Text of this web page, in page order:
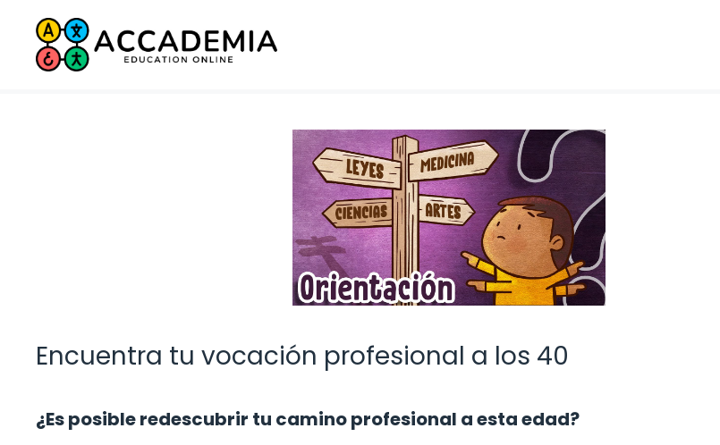
Saltar
contenido
Encuentra tu vocación profesional a los 40
¿Es posible redescubrir tu camino profesional a esta edad?